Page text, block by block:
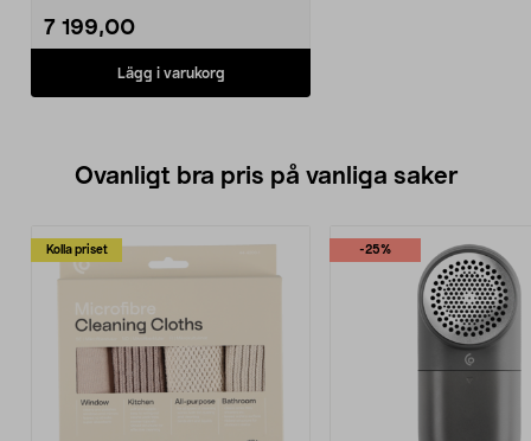
7 199,00
Lägg i varukorg
Ovanligt bra pris på vanliga saker
Kolla priset -25%